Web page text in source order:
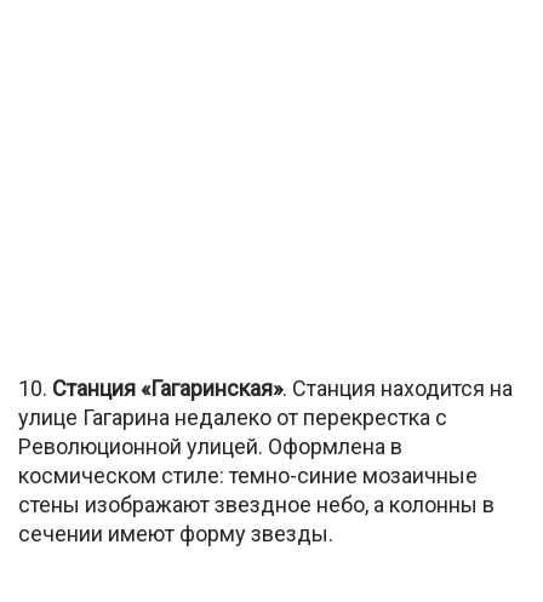
10. Станция «Гагаринская». Станция находится на
улице Гагарина недалеко от перекрестка с
Революционной улицей. Оформлена в
космическом стиле: темно-синие мозаичные
стены изображают звездное небо, а колонны в
сечении имеют форму звезды.